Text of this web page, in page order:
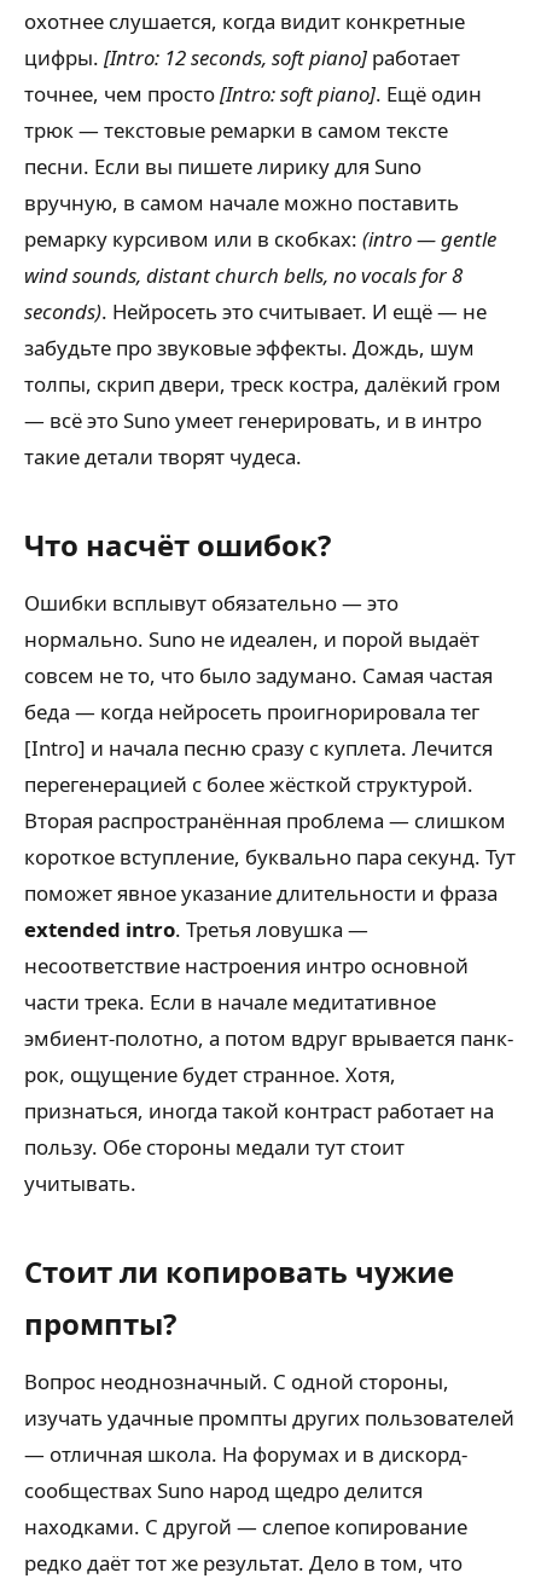
охотнее слушается, когда видит конкретные
цифры. [Intro: 12 seconds, soft piano] работает
точнее, чем просто[Intro: soft piano]. Ещё один
трюк — текстовые ремарки в самом тексте
песни. Если вы пишете лирику для Suno
вручную, в самом начале можно поставить
ремарку курсивом или в скобках: (intro — gentle
wind sounds, distant church bells, no vocals for 8
seconds). Нейросеть это считывает. И ещё — не
забудьте про звуковые эффекты. Дождь, шум
толпы, скрип двери, треск костра, далёкий гром
— всё это Suno умеет генерировать, и в интро
такие детали творят чудеса.
Что насчёт ошибок?
Ошибки всплывут обязательно — это
нормально. Suno не идеален, и порой выдаёт
совсем не то, что было задумано. Самая частая
беда — когда нейросеть проигнорировала тег
[Intro] и начала песню сразу с куплета. Лечится
перегенерацией с более жёсткой структурой.
Вторая распространённая проблема — слишком
короткое вступление, буквально пара секунд. Тут
поможет явное указание длительности и фраза
extended intro. Третья ловушка —
несоответствие настроения интро основной
части трека. Если в начале медитативное
эмбиент-полотно, а потом вдруг врывается панк-
рок, ощущение будет странное. Хотя,
признаться, иногда такой контраст работает на
пользу. Обе стороны медали тут стоит
учитывать.
Стоит ли копировать чужие
промпты?
Вопрос неоднозначный. С одной стороны,
изучать удачные промпты других пользователей
— отличная школа. На форумах и в дискорд-
сообществах Suno народ щедро делится
находками. С другой — слепое копирование
редко даёт тот же результат. Дело в том, что